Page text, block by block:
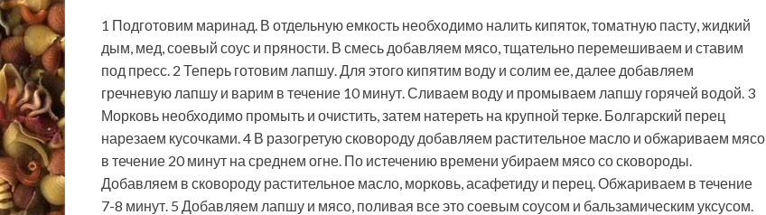
1 Подготовим маринад. В отдельную емкость необходимо налить кипяток, томатную пасту, жидкий
дым, мед, соевый соус и пряности. В смесь добавляем мясо, тщательно перемешиваем и ставим
под пресс. 2 Теперь готовим лапшу. Для этого кипятим воду и солим ее, далее добавляем
гречневую лапшу и варим в течение 10 минут. Сливаем воду и промываем лапшу горячей водой. 3
Морковь необходимо промыть и очистить, затем натереть на крупной терке. Болгарский перец
нарезаем кусочками. 4 В разогретую сковороду добавляем растительное масло и обжариваем мясо
в течение 20 минут на среднем огне. По истечению времени убираем мясо со сковороды.
Добавляем в сковороду растительное масло, морковь, асафетиду и перец. Обжариваем в течение
7-8 минут. 5 Добавляем лапшу и мясо, поливая все это соевым соусом и бальзамическим уксусом.